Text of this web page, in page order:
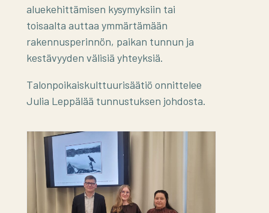
aluekehittämisen kysymyksiin tai
toisaalta auttaa ymmärtämään
rakennusperinnön, paikan tunnun ja
kestävyyden välisiä yhteyksiä.
Talonpoikaiskulttuurisäätiö onnittelee
Julia Leppälää tunnustuksen johdosta.